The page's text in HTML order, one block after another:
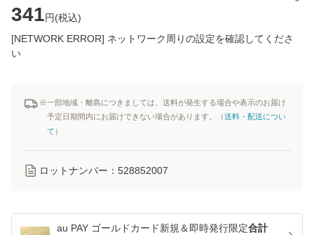
341円(税込)
[NETWORK ERROR] ネットワーク周りの設定を確認してくださ
い
※一部地域・離島につきましては、送料が発生する場合や表示のお届け
予定日期間内にお届けできない場合があります。（送料・配送につい
て ）
ロットナンバー： 528852007
au PAY ゴールドカード新規＆即時発行限定合計